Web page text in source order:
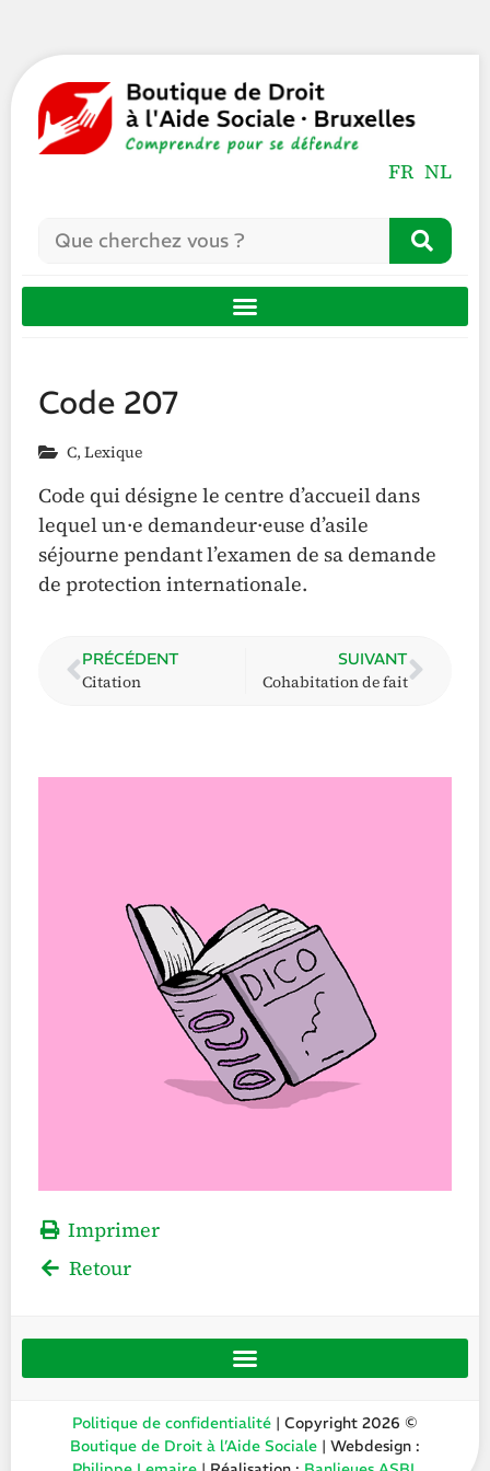
FR NL
Code 207
C, Lexique
Code qui désigne le centre d’accueil dans
lequel un·e demandeur·euse d’asile
séjourne pendant l’examen de sa demande
de protection internationale.
PRÉCÉDENT
Citation
SUIVANT
Cohabitation de fait
Imprimer
Retour
Politique de confidentialité | Copyright 2026 ©
Boutique de Droit à l’Aide Sociale | Webdesign :